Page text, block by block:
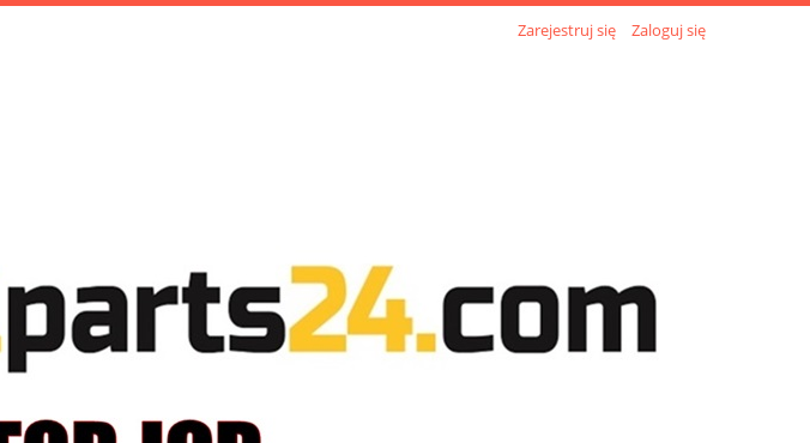
Zarejestruj się Zaloguj się